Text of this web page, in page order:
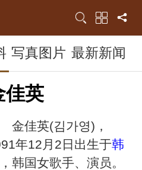
写真图片 最新新闻
佳英
佳英(김가영)，
年12月2日出生于韩
，韩国女歌手、演员。